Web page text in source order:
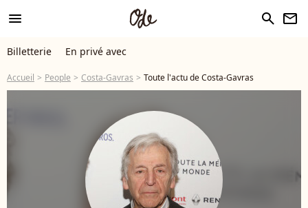
menu search newsletter
Billetterie En privé avec
Accueil People Costa-Gavras Toute l'actu de Costa-Gavras